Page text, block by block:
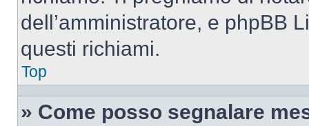
dell’amministratore, e phpBB
questi richiami.
Top
» Come posso segnalare